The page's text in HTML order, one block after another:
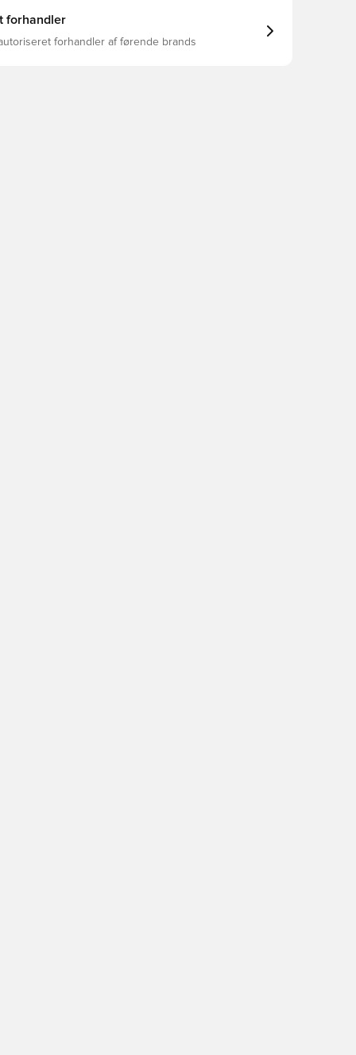
forhandler
forhandler af førende brands